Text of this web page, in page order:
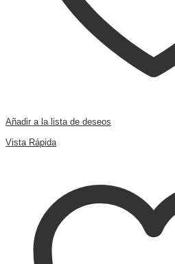
Añadir a la lista de deseos
Vista Rápida